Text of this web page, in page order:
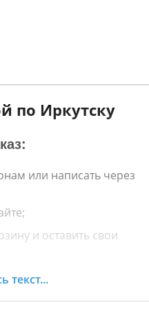
по Иркутску
или написать через
и оставить свои
Вами в течение 30
текст...